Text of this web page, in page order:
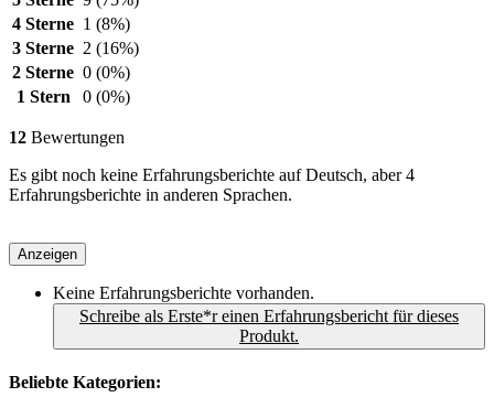
4 Sterne 1 (8%)
3 Sterne 2 (16%)
2 Sterne 0 (0%)
1 Stern
0 (0%)
12 Bewertungen
Es gibt noch keine Erfahrungsberichte auf Deutsch, aber 4
Erfahrungsberichte in anderen Sprachen.
Anzeigen
Keine Erfahrungsberichte vorhanden.
Schreibe als Erste*r einen Erfahrungsbericht für dieses
Produkt.
Beliebte Kategorien: